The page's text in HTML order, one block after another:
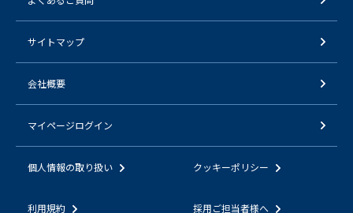
サイトマップ
会社概要
マイページログイン
個人情報の取り扱い クッキーポリシー
利用規約 採用ご担当者様へ